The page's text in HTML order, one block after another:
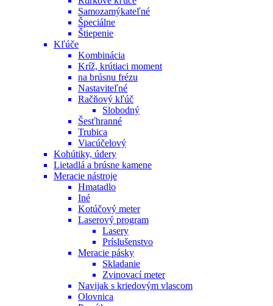
Samozamýkateľné
Špeciálne
Štiepenie
Kľúče
Kombinácia
Kríž, krútiaci moment
na brúsnu frézu
Nastaviteľné
Račňový kľúč
Slobodný
Šesťhranné
Trubica
Viacúčelový
Kohútiky, údery
Lietadlá a brúsne kamene
Meracie nástroje
Hmatadlo
Iné
Kotúčový meter
Laserový program
Lasery
Príslušenstvo
Meracie pásky
Skladanie
Zvinovací meter
Navijak s kriedovým vlascom
Olovnica